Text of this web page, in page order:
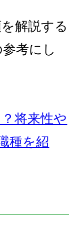
解説する
考にし
将来性や
種を紹